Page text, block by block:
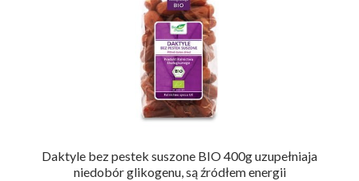
Daktyle bez pestek suszone BIO 400g uzupełniaja
niedobór glikogenu, są źródłem energii